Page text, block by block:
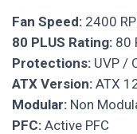
Fan Speed: 2400
80 PLUS Rating: 80
Protections: UVP /
ATX Version: ATX
Modular: Non
PFC: Active PFC